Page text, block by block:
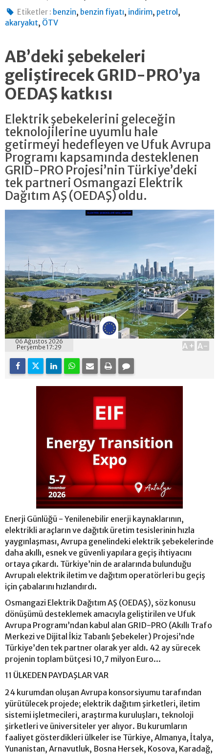
Etiketler : benzin, benzin fiyatı, indirim, petrol ,
akaryakıt, ÖTV
AB’deki şebekeleri
geliştirecek GRID-PRO’ya
OEDAŞ katkısı
Elektrik şebekelerini geleceğin
teknolojilerine uyumlu hale
getirmeyi hedefleyen ve Ufuk Avrupa
Programı kapsamında desteklenen
GRID-PRO Projesi’nin Türkiye’deki
tek partneri Osmangazi Elektrik
Dağıtım AŞ (OEDAŞ) oldu.
06 Ağustos 2026
Perşembe 17:29
A+ A-
Enerji Günlüğü - Yenilenebilir enerji kaynaklarının,
elektrikli araçların ve dağıtık üretim tesislerinin hızla
yaygınlaşması, Avrupa genelindeki elektrik şebekelerinde
daha akıllı, esnek ve güvenli yapılara geçiş ihtiyacını
ortaya çıkardı. Türkiye’nin de aralarında bulunduğu
Avrupalı elektrik iletim ve dağıtım operatörleri bu geçiş
için çabalarını hızlandırdı.
Osmangazi Elektrik Dağıtım AŞ (OEDAŞ), söz konusu
dönüşümü desteklemek amacıyla geliştirilen ve Ufuk
Avrupa Programı’ndan kabul alan GRID-PRO (Akıllı Trafo
Merkezi ve Dijital İkiz Tabanlı Şebekeler) Projesi’nde
Türkiye’den tek partner olarak yer aldı. 42 ay sürecek
projenin toplam bütçesi 10,7 milyon Euro...
11 ÜLKEDEN PAYDAŞLAR VAR
24 kurumdan oluşan Avrupa konsorsiyumu tarafından
yürütülecek projede; elektrik dağıtım şirketleri, iletim
sistemi işletmecileri, araştırma kuruluşları, teknoloji
şirketleri ve üniversiteler yer alıyor. Bu kurumların
faaliyet gösterdikleri ülkeler ise Türkiye, Almanya, İtalya,
Yunanistan, Arnavutluk, Bosna Hersek, Kosova, Karadağ,